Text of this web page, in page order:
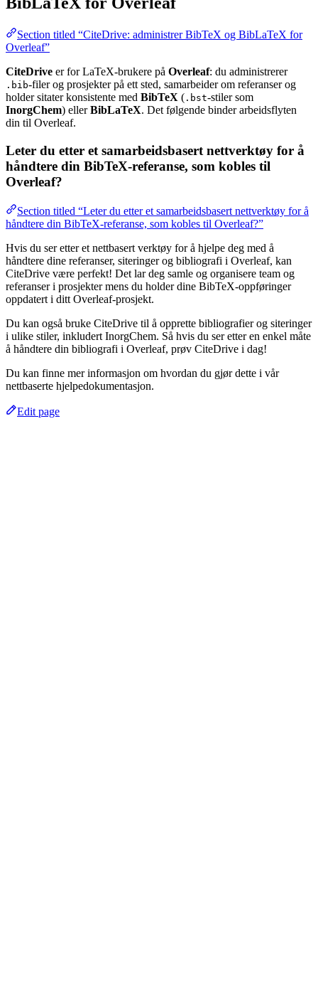
Section titled “CiteDrive: administrer BibTeX og BibLaTeX for
Overleaf”
CiteDrive er for LaTeX-brukere på Overleaf: du administrerer
.bib-filer og prosjekter på ett sted, samarbeider om referanser og
holder sitater konsistente med BibTeX ( .bst-stiler som
InorgChem) ellerBibLaTeX. Det følgende binder arbeidsflyten
din til Overleaf.
Leter du etter et samarbeidsbasert nettverktøy for å
håndtere din BibTeX-referanse, som kobles til
Overleaf?
Section titled “Leter du etter et samarbeidsbasert nettverktøy for å
håndtere din BibTeX-referanse, som kobles til Overleaf?”
Hvis du ser etter et nettbasert verktøy for å hjelpe deg med å
håndtere dine referanser, siteringer og bibliografi i Overleaf, kan
CiteDrive være perfekt! Det lar deg samle og organisere team og
referanser i prosjekter mens du holder dine BibTeX-oppføringer
oppdatert i ditt Overleaf-prosjekt.
Du kan også bruke CiteDrive til å opprette bibliografier og siteringer
i ulike stiler, inkludert InorgChem. Så hvis du ser etter en enkel måte
å håndtere din bibliografi i Overleaf, prøv CiteDrive i dag!
Du kan finne mer informasjon om hvordan du gjør dette i vår
nettbaserte hjelpedokumentasjon.
Edit page